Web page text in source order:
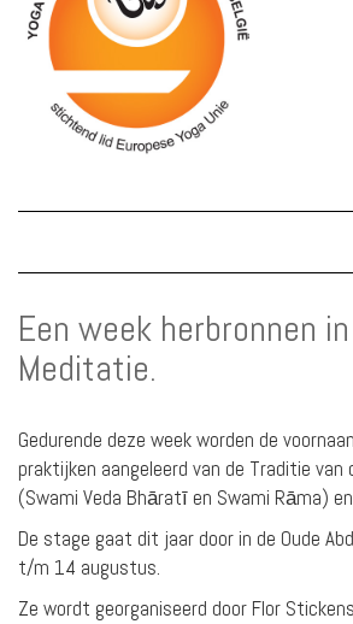
Een week herbronnen
Meditatie.
Gedurende deze week worden de
praktijken aangeleerd van de Traditie van
(Swami Veda Bhāratī en Swami Rāma)
De stage gaat dit jaar door in de Oude
t/m 14 augustus.
Ze wordt georganiseerd door Flor